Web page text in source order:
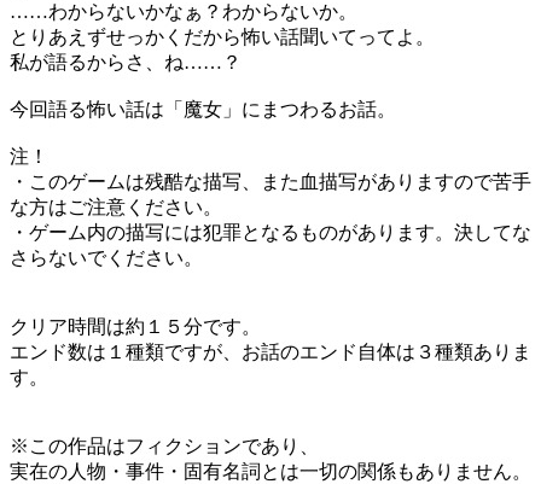
……わからないかなぁ？わからないか。
とりあえずせっかくだから怖い話聞いてってよ。
私が語るからさ、ね……？
今回語る怖い話は「魔女」にまつわるお話。
注！
・このゲームは残酷な描写、また血描写がありますので苦手
な方はご注意ください。
・ゲーム内の描写には犯罪となるものがあります。決してな
さらないでください。
クリア時間は約１５分です。
エンド数は１種類ですが、お話のエンド自体は３種類ありま
す。
※この作品はフィクションであり、
実在の人物・事件・固有名詞とは一切の関係もありません。